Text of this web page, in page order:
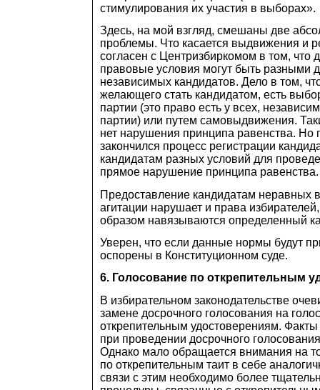
стимулирования их участия в выборах».
Здесь, на мой взгляд, смешаны две
проблемы. Что касается выдвижения и
согласен с Центризбиркомом в том, что
правовые условия могут быть разными
независимых кандидатов. Дело в том,
желающего стать кандидатом, есть
партии (это право есть у всех,
партии) или путем самовыдвижения.
нет нарушения принципа равенства. Но
закончился процесс регистрации
кандидатам разных условий для
прямое нарушение принципа равенства.
Предоставление кандидатам неравных
агитации нарушает и права
образом навязываются определенный
Уверен, что если данные нормы будут
оспорены в Конституционном суде.
6. Голосование по открепительным
В избирательном законодательстве
замене досрочного голосования на
открепительным удостоверениям.
при проведении досрочного
Однако мало обращается внимания на
по открепительным таит в себе
связи с этим необходимо более